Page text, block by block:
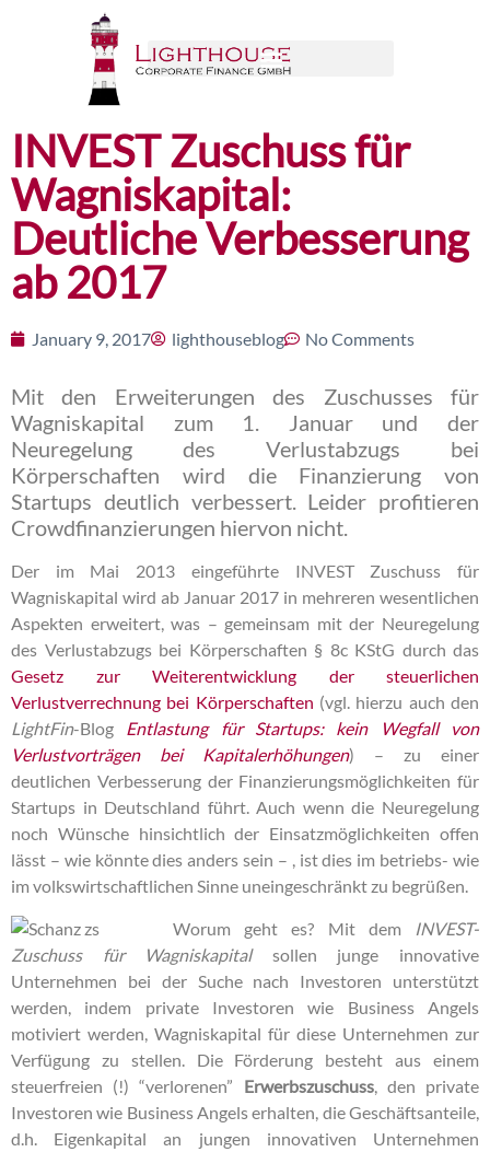
INVEST Zuschuss für
Wagniskapital:
Deutliche Verbesserung
ab 2017
January 9, 2017 lighthouseblog No Comments
Mit den Erweiterungen des Zuschusses für
Wagniskapital zum 1. Januar und der
Neuregelung des Verlustabzugs bei
Körperschaften wird die Finanzierung von
Startups deutlich verbessert. Leider profitieren
Crowdfinanzierungen hiervon nicht.
Der im Mai 2013 eingeführte INVEST Zuschuss für
Wagniskapital wird ab Januar 2017 in mehreren wesentlichen
Aspekten erweitert, was – gemeinsam mit der Neuregelung
des Verlustabzugs bei Körperschaften § 8c KStG durch das
Gesetz zur Weiterentwicklung der steuerlichen
Verlustverrechnung bei Körperschaften (vgl. hierzu auch den
LightFin-Blog Entlastung für Startups: kein Wegfall von
Verlustvorträgen bei Kapitalerhöhungen) – zu einer
deutlichen Verbesserung der Finanzierungsmöglichkeiten für
Startups in Deutschland führt. Auch wenn die Neuregelung
noch Wünsche hinsichtlich der Einsatzmöglichkeiten offen
lässt – wie könnte dies anders sein – , ist dies im betriebs- wie
im volkswirtschaftlichen Sinne uneingeschränkt zu begrüßen.
Worum geht es? Mit dem
INVEST-
Zuschuss für Wagniskapitalsollen junge innovative
Unternehmen bei der Suche nach Investoren unterstützt
werden, indem private Investoren wie Business Angels
motiviert werden, Wagniskapital für diese Unternehmen zur
Verfügung zu stellen. Die Förderung besteht aus einem
steuerfreien (!) “verlorenen” Erwerbszuschuss, den private
Investoren wie Business Angels erhalten, die Geschäftsanteile,
d.h. Eigenkapital an jungen innovativen Unternehmen